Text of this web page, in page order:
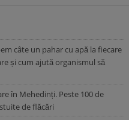
câte un pahar cu apă la fiecare
și cum ajută organismul să
în Mehedinți. Peste 100 de
de flăcări